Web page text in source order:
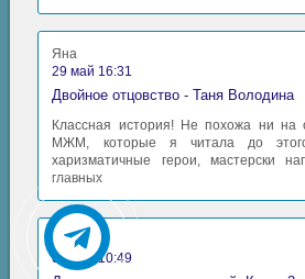
Яна
29 май 16:31
Двойное отцовство - Таня Володина
Классная история! Не похожа ни на
МЖМ, которые я читала до
харизматичные герои, мастерски
главных
Аида
06 май 10:49